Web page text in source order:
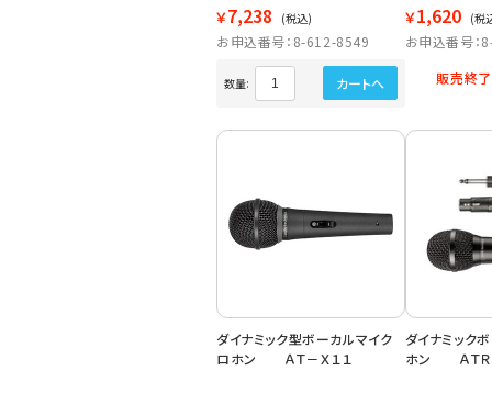
￥7,238 (税込)
お申込番号：8-612-8549
数量: カートへ
￥1,620 (税
お申込番号
販売終了
ダイナミック型ボーカルマイク
ロホン ＡＴ－Ｘ１１
ダイナミック
ホン ＡＴＲ